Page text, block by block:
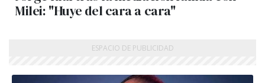
Milei: "Huye del cara a cara"